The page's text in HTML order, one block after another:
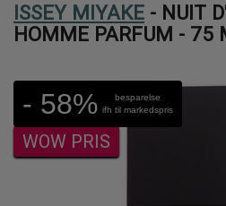
ISSEY MIYAKE - NUIT
HOMME PARFUM - 75
- 58%
besparelse
ifh til markedspris
WOW PRIS